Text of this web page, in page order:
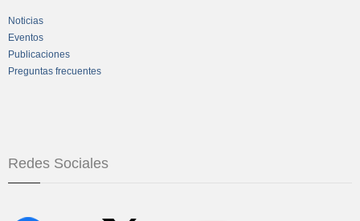
Noticias
Eventos
Publicaciones
Preguntas frecuentes
Redes Sociales